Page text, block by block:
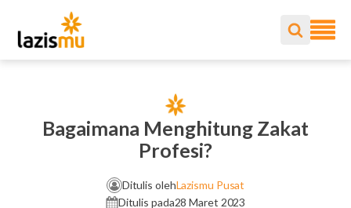
Bagaimana Menghitung Zakat
Profesi?
Ditulis olehLazismu Pusat
Ditulis pada28 Maret 2023